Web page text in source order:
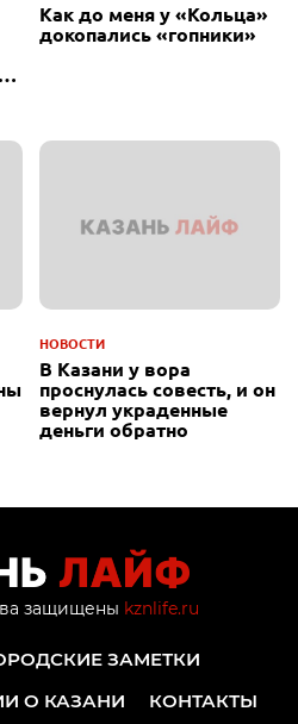
Как до меня у «Кольца»
докопались «гопники»
НОВОСТИ
В Казани у вора
проснулась совесть, и он
вернул украденные
деньги обратно
защищены kznlife.ru
ЗАМЕТКИ
О КАЗАНИ
КОНТАКТЫ